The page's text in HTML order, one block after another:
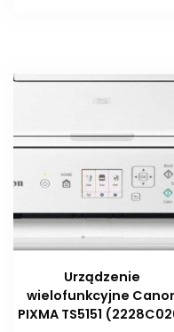
Urządzenie
wielofunkcyjne
PIXMA TS5151